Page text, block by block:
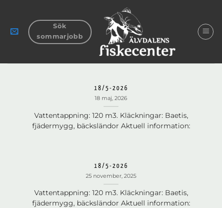
content
Sök
sommarjobb
18/5-2026
18 maj, 2026
Vattentappning: 120 m3. Kläckningar: Baetis,
fjädermygg, bäcksländor Aktuell information:
18/5-2026
25 november, 2025
Vattentappning: 120 m3. Kläckningar: Baetis,
fjädermygg, bäcksländor Aktuell information: